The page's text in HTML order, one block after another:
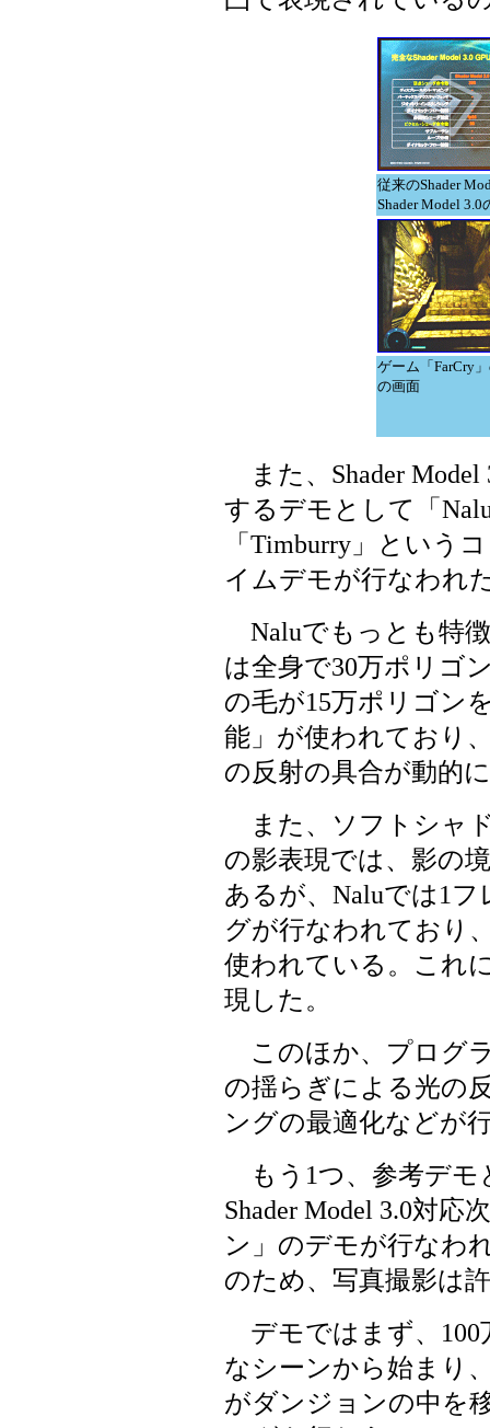
従来のShader
Shader Model 3.0
ゲーム「FarCry
の画面
また、Shader Model
するデモとして「
「Timburry」という
イムデモが行なわれ
Naluでもっとも特
は全身で30万ポリゴ
の毛が15万ポリゴン
能」が使われており
の反射の具合が動的
また、ソフトシャ
の影表現では、影の
あるが、Naluでは1
グが行なわれており
使われている。これ
現した。
このほか、プログ
の揺らぎによる光の
ングの最適化などが
もう1つ、参考デモ
Shader Model 3.0対応
ン」のデモが行なわ
のため、写真撮影は
デモではまず、100
なシーンから始まり
がダンジョンの中を